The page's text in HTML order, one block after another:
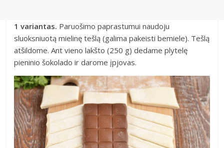
1 variantas. Paruošimo paprastumui naudoju
sluoksniuotą mielinę tešlą (galima pakeisti bemiele). Tešlą
atšildome. Ant vieno lakšto (250 g) dedame plytelę
pieninio šokolado ir darome įpjovas.